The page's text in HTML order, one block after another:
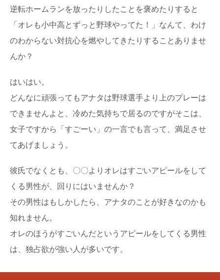
野球部の彼氏の引退試合。彼女としてできる
こととは
高校の野球部として３年間野球に打ち込んできた彼氏が、
明日とうとう引退試合という時、彼女として今何がで...
られませんし、車でドライブというわけにも行きませ...
塾の先生が好き！大学生の塾の講師に恋をし
逆転ホームランを放ったりしたことを褒めたりすると
「オレも小中高とずっと野球やってた！」なんて、わけ
のわからない対抗心を燃やしてきたりすることありませ
んか？
はいはい。
どんなに頑張ってもアナタは野球選手より上のプレーは
できませんよと、冷めた気持ちで居るのですがそこは、
女子ですから「すごーい」の一言でも言って、満足させ
てあげましょう。
彼氏でなくとも、〇〇よりオレはすごいアピールをして
くる男性が、回りにはいませんか？
その男性はもしかしたら、アナタのことが好きなのかも
知れません。
オレのほうがすごいんだというアピールをしてくる男性
は、独占欲が強い人が多いです。